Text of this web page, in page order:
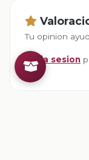
Tu opinion
Inicia sesion